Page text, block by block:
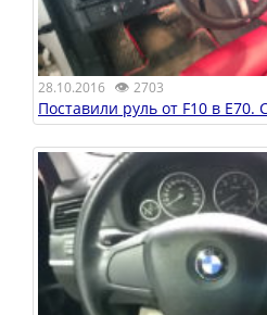
28.10.2016 👁 2703
Поставили руль от F10 в E70.